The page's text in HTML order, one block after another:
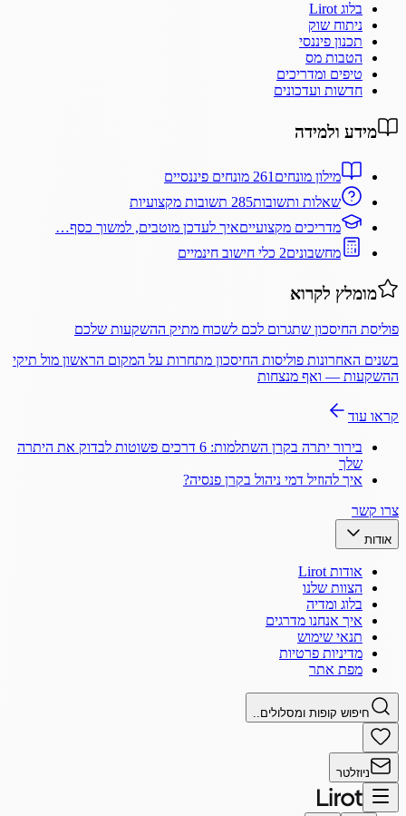
בלוג Lirot
ניתוח שוק
תכנון פיננסי
הטבות מס
טיפים ומדריכים
חדשות ועדכונים
מידע ולמידה
מילון מונחים 261 מונחים פיננסיים
שאלות ותשובות285 תשובות מקצועיות
מדריכים מקצועייםאיך לעדכן מוטבים, למשוך כסף…
מחשבונים2 כלי חישוב חינמיים
מומלץ לקרוא
פוליסת החיסכון שתגרום לכם לשכוח מתיק ההשקעות שלכם
בשנים האחרונות פוליסות החיסכון מתחרות על המקום הראשון מול תיקי
ההשקעות — ואף מנצחות
קראו עוד
בירור יתרה בקרן השתלמות: 6 דרכים פשוטות לבדוק את היתרה
שלך
איך להוזיל דמי ניהול בקרן פנסיה?
צרו קשר
אודות
אודות Lirot
הצוות שלנו
בלוג ומדיה
איך אנחנו מדרגים
תנאי שימוש
מדיניות פרטיות
מפת אתר
חיפוש קופות ומסלולים..
ניוזלטר